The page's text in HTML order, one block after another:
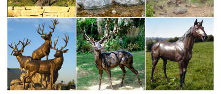
Статуэтки собак – Каталог товаров – Фигурки собак и кошек…
Статуэтки собак. Статуэтка собаки "Левретка", цвет:
художественная роспись.Символика успеха и богатства. Заказ
по фото (не принимаем до 02.2017 г). Для оптовиков и
владельцев питомников.
Статуэтка "Английский бульдог"